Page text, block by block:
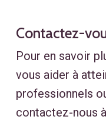
Contactez-
Pour en savoir
vous aider à
professionnels
contactez-nous à